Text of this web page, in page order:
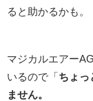
ると助かるかも。
マジカルエアー
いるので「ちょっ
ません。